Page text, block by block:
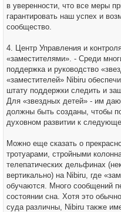
в уверенности, что все меры
гарантировать наш успех и
сообщество.
4. Центр Управления и
«заместителями». - Среди
поддержка и руководство
«заместителей» Nibiru
штату поддержки следить и
Для «звездных детей» - им
должны быть созданы, чтобы
духовном развитии к
Можно еще сказать о
тротуарами, стройными
телепатических дельфинах
вертикально) на Nibiru, где
обучаются. Много сообщений
состоянии сна. Хотя это
суда различны, Nibiru также